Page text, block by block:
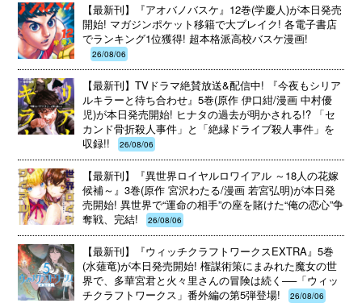
【最新刊】『アオバノバスケ』12巻(学慶人)が本日発売
開始! マガジンポケット移籍で大ブレイク! 各電子書店
でランキング1位獲得! 超本格派高校バスケ漫画!
26/08/06
【最新刊】TVドラマ絶賛放送&配信中! 『今夜もシリア
ルキラーと待ち合わせ』5巻(原作 伊口紺/漫画 中村優
児)が本日発売開始! ヒナタの過去が明かされる!? 「セ
カンド骨折殺人事件」と「絶縁ドライブ殺人事件」を
収録!!
26/08/06
【最新刊】『異世界ロイヤルロワイアル ～18人の花嫁
候補～』3巻(原作 宮沢わたる/漫画 若宮弘明)が本日発
売開始! 異世界で“運命の相手”の座を賭けた“俺の恋心”争
奪戦、完結!
26/08/06
【最新刊】『ウィッチクラフトワークスEXTRA』5巻
(水薙竜)が本日発売開始! 権謀術策にまみれた魔女の世
界で、多華宮君と火々里さんの冒険は続く──「ウィッ
チクラフトワークス」番外編の第5弾登場!
26/08/06